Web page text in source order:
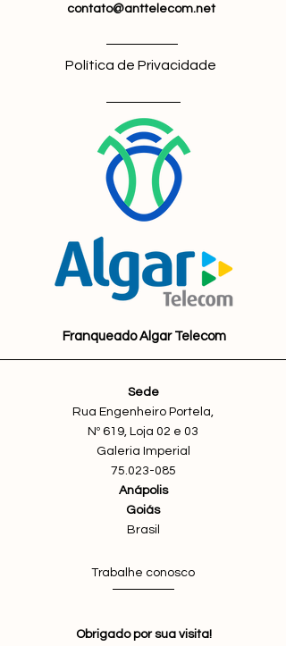
contato@anttelecom.net
Política de Privacidade
Franqueado Algar Telecom
Sede
Rua Engenheiro Portela,
Nº 619, Loja 02 e 03
Galeria Imperial
75.023-085
Anápolis
Goiás
Brasil
Trabalhe conosco
Obrigado por sua visita!